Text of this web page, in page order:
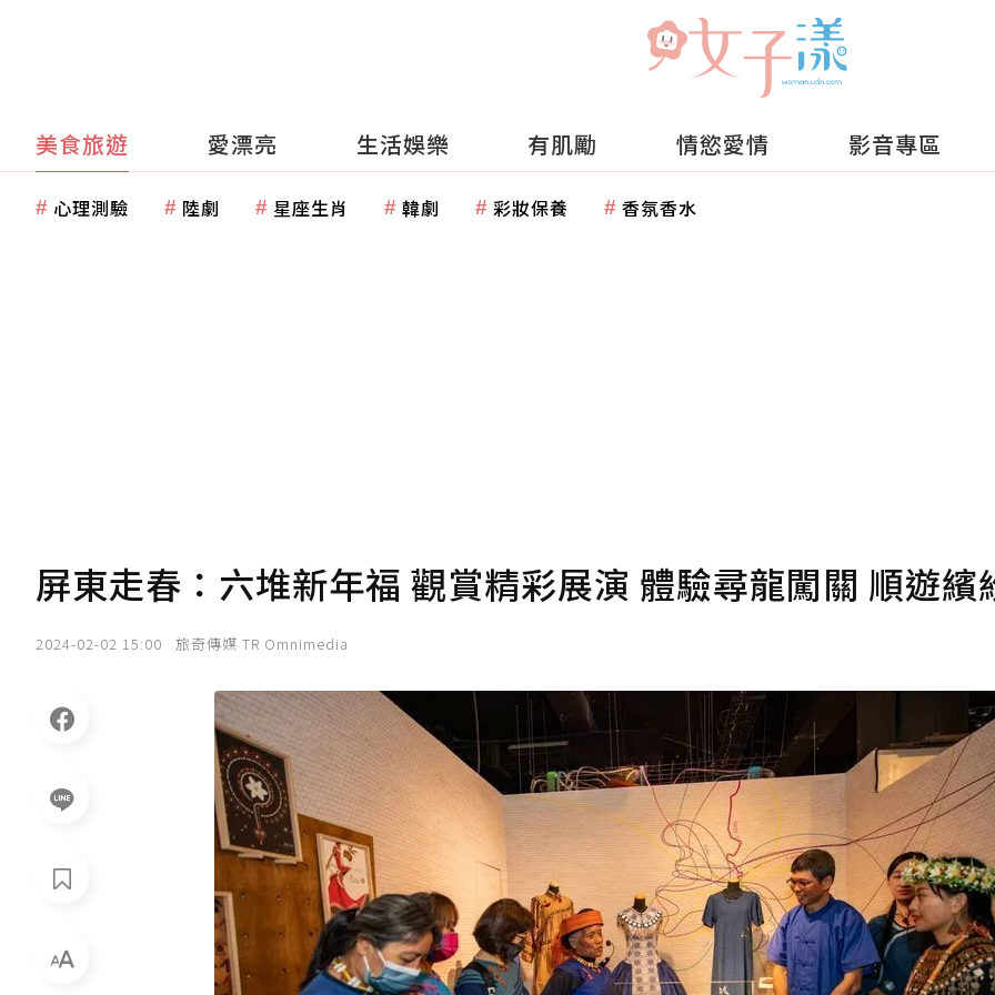
美食旅遊 愛漂亮 生活娛樂 有肌勵 情慾愛情 影音專區
心理測驗 陸劇 星座生肖 韓劇 彩妝保養 香氛香水
屏東走春：六堆新年福 觀賞精彩展演 體驗尋龍闖關 順遊繽
2024-02-02 15:00 旅奇傳媒 TR Omnimedia